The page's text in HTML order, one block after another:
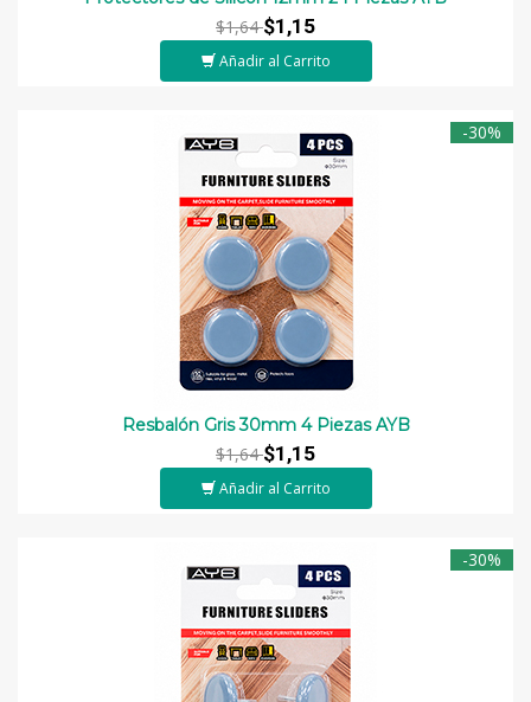
$1,64$1,15
Añadir al Carrito
-30%
Resbalón Gris 30mm 4 Piezas AYB
$1,64$1,15
Añadir al Carrito
-30%